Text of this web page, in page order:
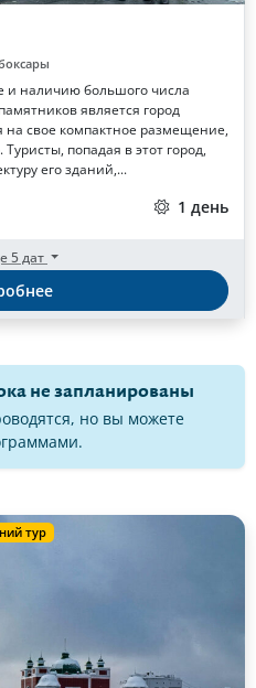
и наличию большого числа
является город
свое компактное размещение,
попадая в этот город,
его зданий,...
1 день
5 дат
не запланированы
но вы можете
тур